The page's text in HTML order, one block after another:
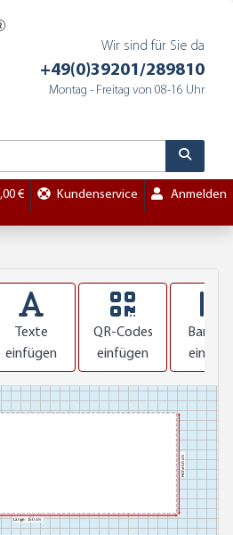
Wir sind für Sie da
+49(0)39201/289810
Montag - Freitag von 08-16 Uhr
€ Kundenservice Anmelden
Texte
einfügen
QR-Codes
einfügen